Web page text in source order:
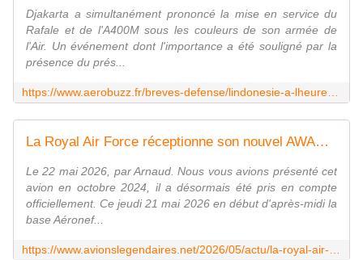
Djakarta a simultanément prononcé la mise en service du
Rafale et de l'A400M sous les couleurs de son armée de
l'Air. Un événement dont l'importance a été souligné par la
présence du prés...
La Royal Air Force réceptionne son nouvel AWACS. - avionslegendaires.net
Le 22 mai 2026, par Arnaud. Nous vous avions présenté cet
avion en octobre 2024, il a désormais été pris en compte
officiellement. Ce jeudi 21 mai 2026 en début d'après-midi la
base Aéronef...